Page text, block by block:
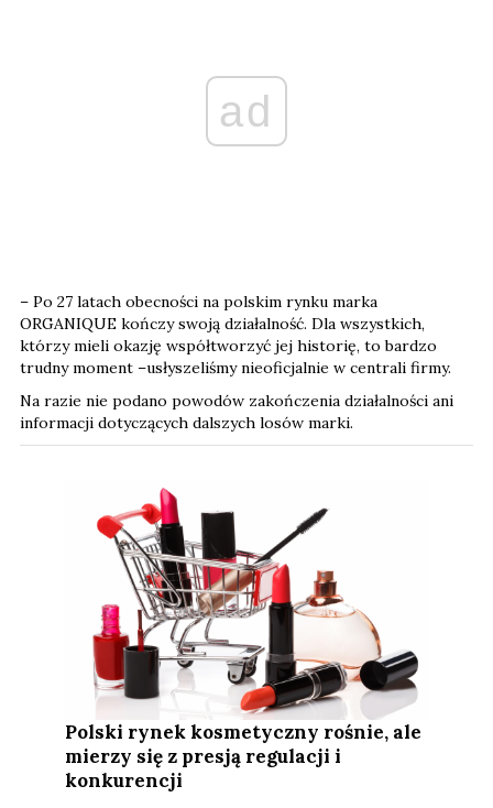
ad
– Po 27 latach obecności na polskim rynku marka
ORGANIQUE kończy swoją działalność. Dla wszystkich,
którzy mieli okazję współtworzyć jej historię, to bardzo
trudny moment –usłyszeliśmy nieoficjalnie w centrali firmy.
Na razie nie podano powodów zakończenia działalności ani
informacji dotyczących dalszych losów marki.
Polski rynek kosmetyczny rośnie, ale
mierzy się z presją regulacji i
konkurencji